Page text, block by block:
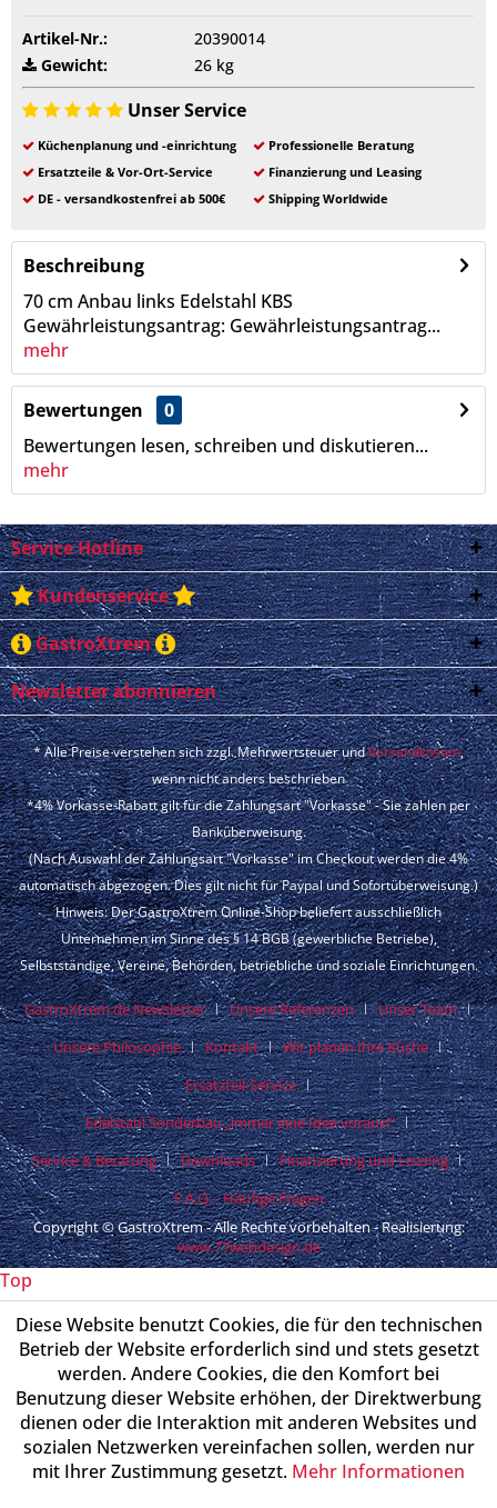
Artikel-Nr.:
20390014
Gewicht:
26 kg
Unser Service
Küchenplanung und -einrichtung
Professionelle Beratung
Ersatzteile & Vor-Ort-Service
Finanzierung und Leasing
DE - versandkostenfrei ab 500€
Shipping Worldwide
Beschreibung
70 cm Anbau links Edelstahl KBS
Gewährleistungsantrag: Gewährleistungsantrag...
mehr
Bewertungen
0
Bewertungen lesen, schreiben und diskutieren...
mehr
Service Hotline
Kundenservice
GastroXtrem
Newsletter abonnieren
* Alle Preise verstehen sich zzgl. Mehrwertsteuer undVersandkosten,
wenn nicht anders beschrieben
*4% Vorkasse-Rabatt gilt für die Zahlungsart "Vorkasse" - Sie zahlen per
Banküberweisung.
(Nach Auswahl der Zahlungsart "Vorkasse" im Checkout werden die 4%
automatisch abgezogen. Dies gilt nicht für Paypal und Sofortüberweisung.)
Hinweis: Der GastroXtrem Online-Shop beliefert ausschließlich
Unternehmen im Sinne des § 14 BGB (gewerbliche Betriebe),
Selbstständige, Vereine, Behörden, betriebliche und soziale Einrichtungen.
GastroXtrem.de Newsletter Unsere Referenzen
Unser Team
Unsere Philosophie
Kontakt
Wir planen Ihre Küche
Ersatzteil-Service
Edelstahl Sonderbau „immer eine Idee voraus!“
Service & Beratung
Downloads
Finanzierung und Leasing
F.A.Q. - Häufige Fragen
Copyright © GastroXtrem - Alle Rechte vorbehalten - Realisierung:
www.77webdesign.de
Top
Diese Website benutzt Cookies, die für den technischen
Betrieb der Website erforderlich sind und stets gesetzt
werden. Andere Cookies, die den Komfort bei
Benutzung dieser Website erhöhen, der Direktwerbung
dienen oder die Interaktion mit anderen Websites und
sozialen Netzwerken vereinfachen sollen, werden nur
mit Ihrer Zustimmung gesetzt. Mehr Informationen